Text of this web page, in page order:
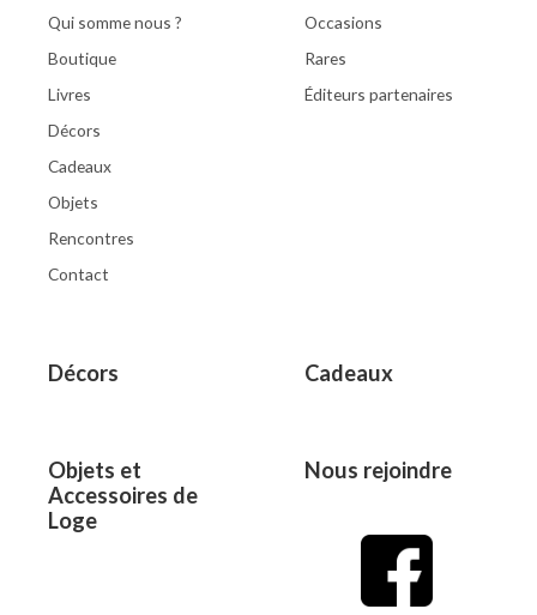
Qui somme nous ?
Boutique
Livres
Décors
Cadeaux
Objets
Rencontres
Contact
Occasions
Rares
Éditeurs partenaires
Décors Cadeaux
Objets et
Accessoires de
Loge
Nous rejoindre